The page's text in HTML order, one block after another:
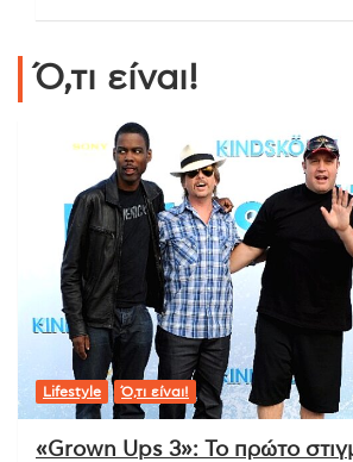
Ό,τι είναι!
Lifestyle Ό,τι είναι!
«Grown Ups 3»: Το πρώτο